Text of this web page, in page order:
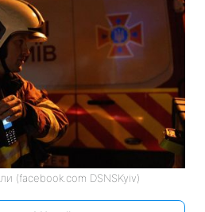
(facebook.com DSNSKyiv)